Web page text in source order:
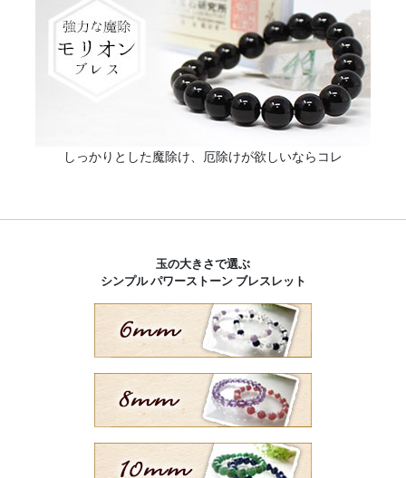
しっかりとした魔除け、厄除けが欲しいならコレ
玉の大きさで選ぶ
シンプル パワーストーン ブレスレット